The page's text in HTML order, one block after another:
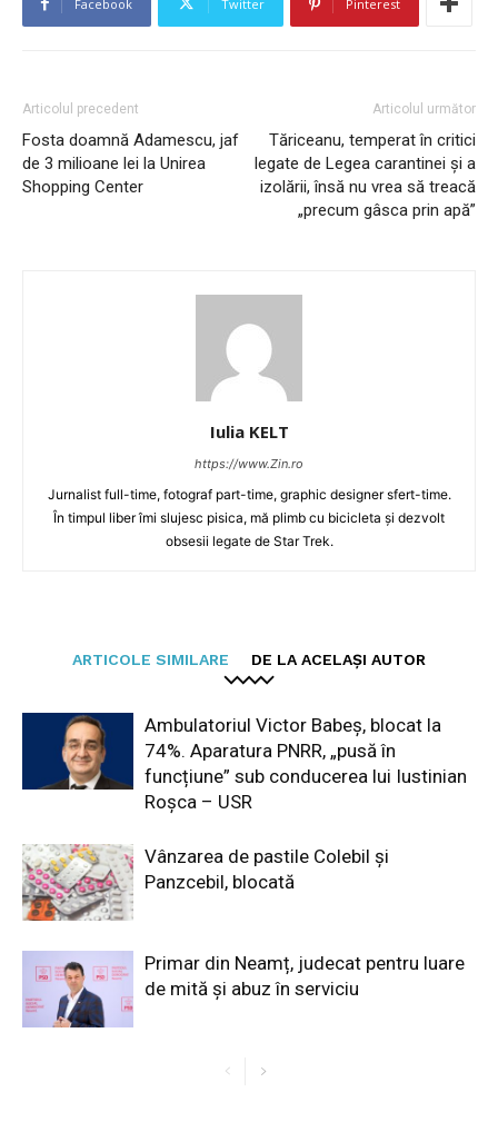
Facebook Twitter Pinterest
Articolul precedent
Fosta doamnă Adamescu, jaf
de 3 milioane lei la Unirea
Shopping Center
Articolul următor
Tăriceanu, temperat în critici
legate de Legea carantinei și a
izolării, însă nu vrea să treacă
„precum gâsca prin apă”
Iulia KELT
https://www.Zin.ro
Jurnalist full-time, fotograf part-time, graphic designer sfert-time.
În timpul liber îmi slujesc pisica, mă plimb cu bicicleta și dezvolt
obsesii legate de Star Trek.
ARTICOLE SIMILARE DE LA ACELAȘI AUTOR
Ambulatoriul Victor Babeș, blocat la
74%. Aparatura PNRR, „pusă în
funcțiune” sub conducerea lui Iustinian
Roșca – USR
Vânzarea de pastile Colebil și
Panzcebil, blocată
Primar din Neamț, judecat pentru luare
de mită și abuz în serviciu